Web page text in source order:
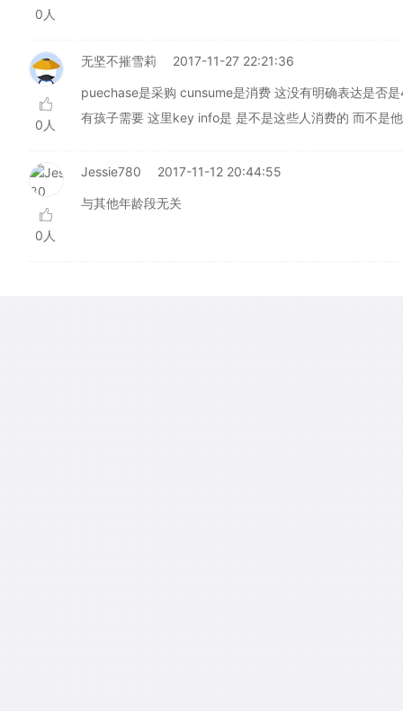
0人
0人
无坚不摧雪莉 2017-11-27 22:21:36
puechase是采购 cunsume是消费 这没有明确表达是否
有孩子需要 这里key info是 是不是这些人消费的 而不是
0人
Jessie780 2017-11-12 20:44:55
与其他年龄段无关